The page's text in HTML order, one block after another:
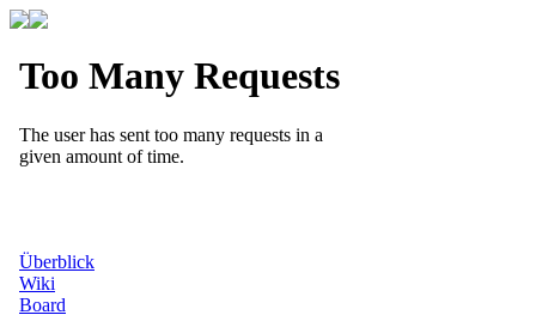
Überblick
Wiki
Board